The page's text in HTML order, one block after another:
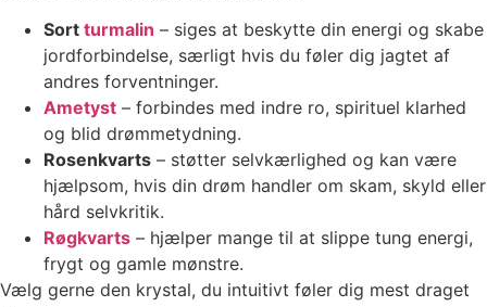
Sort turmalin – siges at beskytte din energi og skabe
jordforbindelse, særligt hvis du føler dig jagtet af
andres forventninger.
Ametyst – forbindes med indre ro, spirituel klarhed
og blid drømmetydning.
Rosenkvarts – støtter selvkærlighed og kan være
hjælpsom, hvis din drøm handler om skam, skyld eller
hård selvkritik.
Røgkvarts – hjælper mange til at slippe tung energi,
frygt og gamle mønstre.
Vælg gerne den krystal, du intuitivt føler dig mest draget